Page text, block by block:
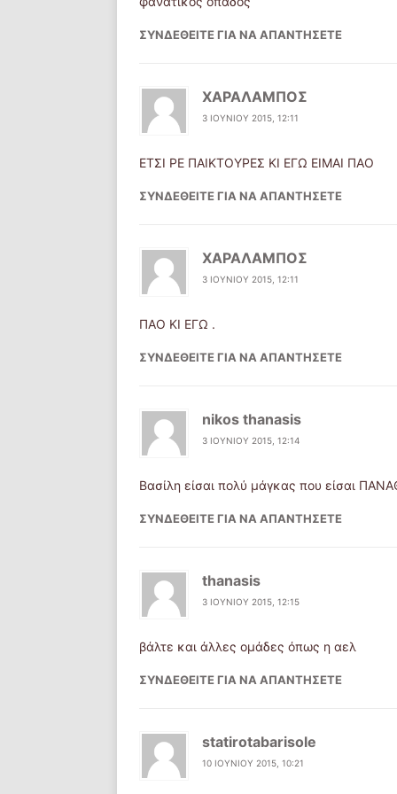
ΣΥΝΔΕΘΕΊΤΕ ΓΙΑ ΝΑ ΑΠΑΝΤΉΣΕΤΕ
ΧΑΡΑΛΑΜΠΟΣ
3 ΙΟΥΝΊΟΥ 2015, 12:11
ΕΤΣΙ ΡΕ ΠΑΙΚΤΟΥΡΕΣ ΚΙ ΕΓΩ ΕΙΜΑΙ ΠΑΟ
ΣΥΝΔΕΘΕΊΤΕ ΓΙΑ ΝΑ ΑΠΑΝΤΉΣΕΤΕ
ΧΑΡΑΛΑΜΠΟΣ
3 ΙΟΥΝΊΟΥ 2015, 12:11
ΠΑΟ ΚΙ ΕΓΩ .
ΣΥΝΔΕΘΕΊΤΕ ΓΙΑ ΝΑ ΑΠΑΝΤΉΣΕΤΕ
nikos thanasis
3 ΙΟΥΝΊΟΥ 2015, 12:14
Βασίλη είσαι πολύ μάγκας που είσαι
ΣΥΝΔΕΘΕΊΤΕ ΓΙΑ ΝΑ ΑΠΑΝΤΉΣΕΤΕ
thanasis
3 ΙΟΥΝΊΟΥ 2015, 12:15
βάλτε και άλλες ομάδες όπως η αελ
ΣΥΝΔΕΘΕΊΤΕ ΓΙΑ ΝΑ ΑΠΑΝΤΉΣΕΤΕ
statirotabarisole
10 ΙΟΥΝΊΟΥ 2015, 10:21